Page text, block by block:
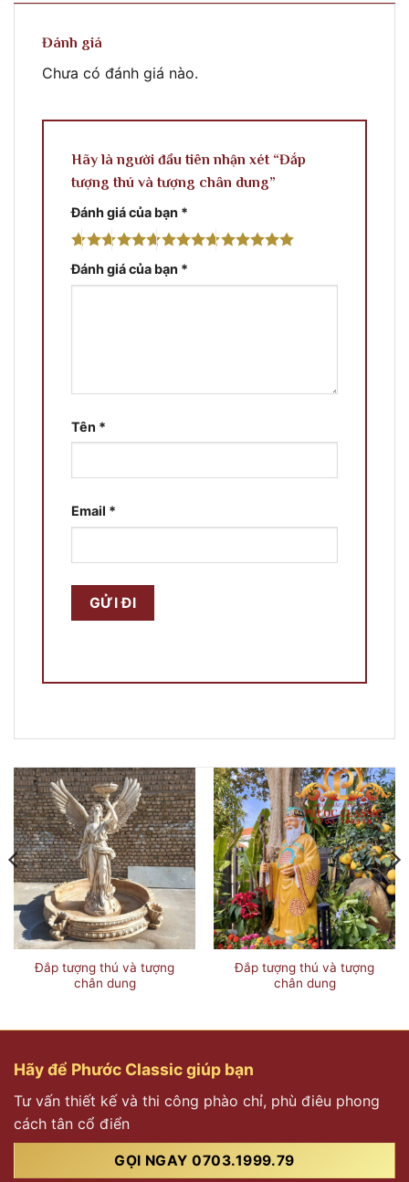
Đánh giá
Chưa có đánh giá nào.
Hãy là người đầu tiên nhận xét “Đắp
tượng thú và tượng chân dung”
Đánh giá của bạn *
Đánh giá của bạn *
Tên *
Email *
Đắp tượng thú và tượng
chân dung
Đắp tượng thú và tượng
chân dung
Hãy để Phước Classic giúp bạn
Tư vấn thiết kế và thi công phào chỉ, phù điêu phong
cách tân cổ điển
GỌI NGAY 0703.1999.79